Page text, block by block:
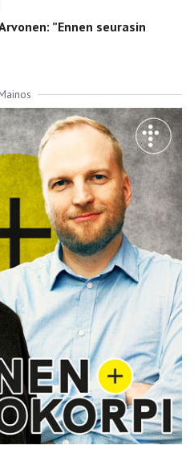
”Ennen seurasin